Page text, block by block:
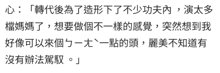
心：「轉代後為了造形下了不少功夫內 ，演太多
檔媽媽了，想要做個不一樣的感覺，突然想到我
好像可以來個ㄅㄧㄤˋ一點的頭，麗美不知道有
沒有辦法駕馭 。」